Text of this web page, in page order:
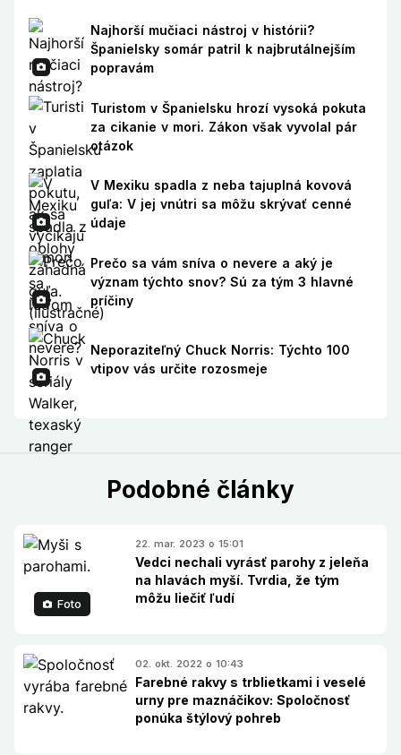
Najhorší mučiaci nástroj v histórii?
Španielsky somár patril k najbrutálnejším
popravám
Turistom v Španielsku hrozí vysoká pokuta
za cikanie v mori. Zákon však vyvolal pár
otázok
V Mexiku spadla z neba tajuplná kovová
guľa: V jej vnútri sa môžu skrývať cenné
údaje
Prečo sa vám sníva o nevere a aký je
význam týchto snov? Sú za tým 3 hlavné
príčiny
Neporaziteľný Chuck Norris: Týchto 100
vtipov vás určite rozosmeje
Podobné články
Foto
22. mar. 2023 o 15:01
Vedci nechali vyrásť parohy z jeleňa
na hlavách myší. Tvrdia, že tým
môžu liečiť ľudí
02. okt. 2022 o 10:43
Farebné rakvy s trblietkami i veselé
urny pre maznáčikov: Spoločnosť
ponúka štýlový pohreb